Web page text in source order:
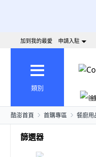
加到我的最愛 申請入駐
類別
酷澎首頁 首購專區 餐廚用
篩選器